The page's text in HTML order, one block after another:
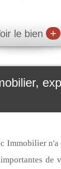
le bien +
Immobilier